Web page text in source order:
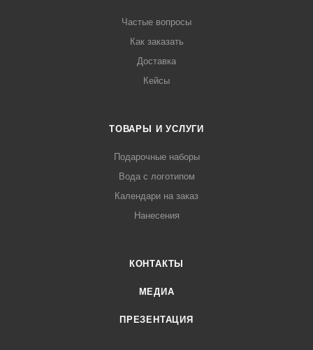
Частые вопросы
Как заказать
Доставка
Кейсы
ТОВАРЫ И УСЛУГИ
Подарочные наборы
Вода с логотипом
Календари на заказ
Нанесения
КОНТАКТЫ
МЕДИА
ПРЕЗЕНТАЦИЯ